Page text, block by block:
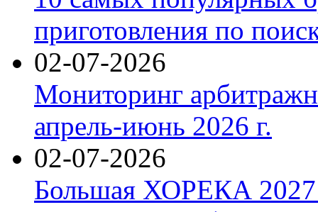
приготовления по
02-07-2026
Мониторинг
апрель-июнь 2026 г.
02-07-2026
Большая ХОРЕКА 2027: